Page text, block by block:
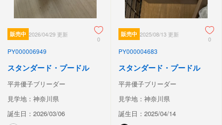
販売中 2026/04/29 更新
0
PY000006949
スタンダード・プードル
平井優子ブリーダー
見学地：神奈川県
誕生日：2026/03/06
販売中 2025/08/13 更新
0
PY000004683
スタンダード・プードル
平井優子ブリーダー
見学地：神奈川県
誕生日：2025/04/14